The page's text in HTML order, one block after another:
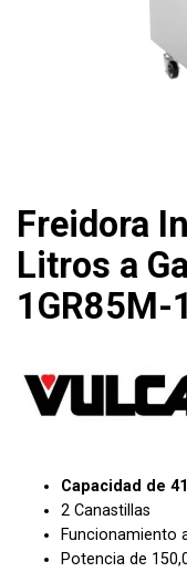
Freidora
Litros a
1GR85M-1
Capacidad de
2 Canastillas
Funcionamiento
Potencia de